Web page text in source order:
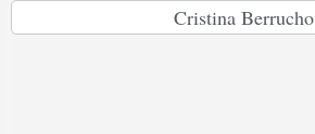
Cristina Berrucho